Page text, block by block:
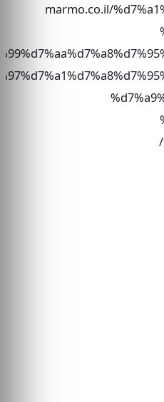
marmo.co.il/